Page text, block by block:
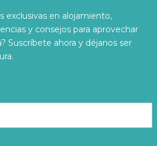
exclusivas en alojamiento,
y consejos para aprovechar
Suscríbete ahora y déjanos ser